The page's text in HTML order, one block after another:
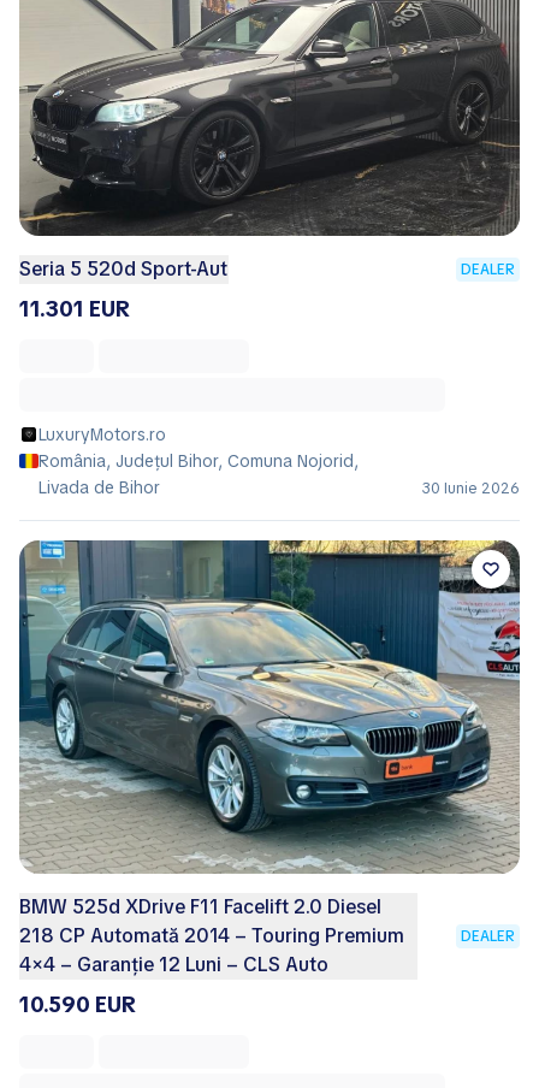
Seria 5 520d Sport-Aut DEALER
11.301 EUR
LuxuryMotors.ro
România, Județul Bihor, Comuna Nojorid,
Livada de Bihor
30 Iunie 2026
BMW 525d XDrive F11 Facelift 2.0 Diesel
218 CP Automată 2014 – Touring Premium
4×4 – Garanție 12 Luni – CLS Auto
DEALER
10.590 EUR